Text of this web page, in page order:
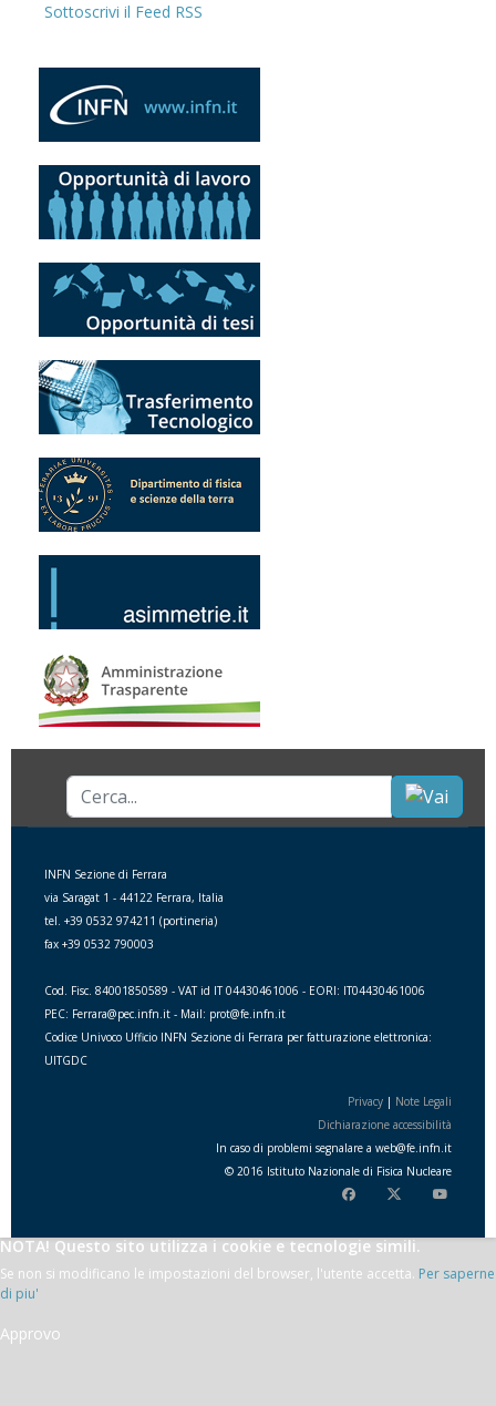
Sottoscrivi il Feed RSS
Cerca...
INFN Sezione di Ferrara
via Saragat 1 - 44122 Ferrara, Italia
tel. +39 0532 974211 (portineria)
fax +39 0532 790003
Cod. Fisc. 84001850589 - VAT id IT 04430461006 - EORI: IT04430461006
PEC: Ferrara@pec.infn.it - Mail: prot@fe.infn.it
Codice Univoco Ufficio INFN Sezione di Ferrara per fatturazione elettronica:
UITGDC
Privacy | Note Legali
Dichiarazione accessibilità
In caso di problemi segnalare a web@fe.infn.it
© 2016 Istituto Nazionale di Fisica Nucleare
NOTA! Questo sito utilizza i cookie e tecnologie simili.
Se non si modificano le impostazioni del browser, l'utente accetta. Per saperne
di piu'
Approvo